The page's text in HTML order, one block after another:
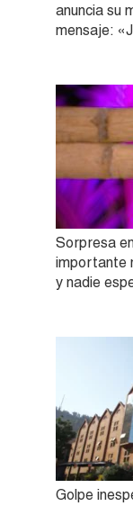
anuncia su
mensaje:
Sorpresa
importante
y nadie
Golpe